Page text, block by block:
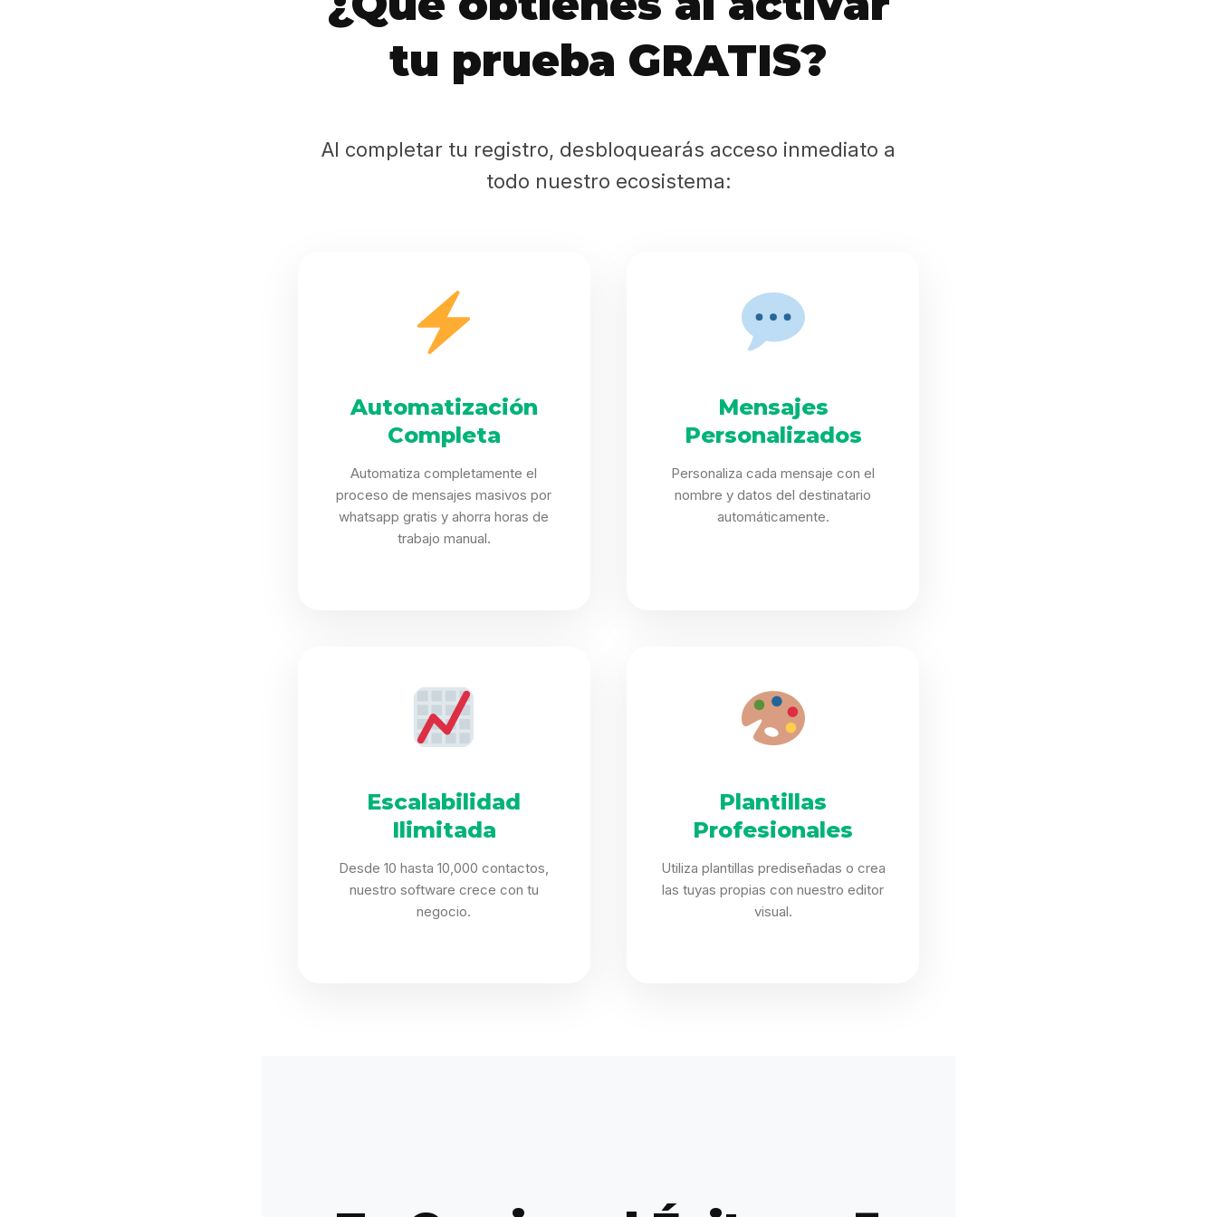
Sabritas
Casting
Contacto
tu prueba GRATIS?
Al completar tu registro, desbloquearás acceso inmediato a
todo nuestro ecosistema:
Automatización
Completa
Automatiza completamente el
proceso de mensajes masivos por
whatsapp gratis y ahorra horas de
trabajo manual.
Mensajes
Personalizados
Personaliza cada mensaje con el
nombre y datos del destinatario
automáticamente.
Escalabilidad
Ilimitada
Desde 10 hasta 10,000 contactos,
nuestro software crece con tu
negocio.
Plantillas
Profesionales
Utiliza plantillas prediseñadas o crea
las tuyas propias con nuestro editor
visual.